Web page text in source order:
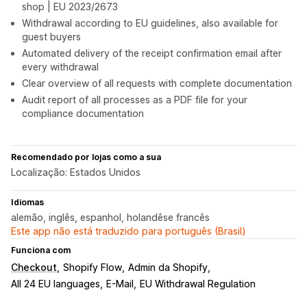
shop | EU 2023/2673
Withdrawal according to EU guidelines, also available for
guest buyers
Automated delivery of the receipt confirmation email after
every withdrawal
Clear overview of all requests with complete documentation
Audit report of all processes as a PDF file for your
compliance documentation
Recomendado por lojas como a sua
Localização: Estados Unidos
Idiomas
alemão, inglês, espanhol, holandêse francês
Este app não está traduzido para português (Brasil)
Funciona com
Checkout Shopify Flow Admin da Shopify
All 24 EU languages
E-Mail EU Withdrawal Regulation